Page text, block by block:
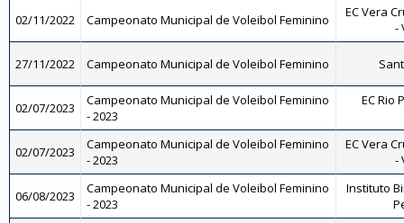
02/11/2022 Campeonato Municipal de Voleibol Feminino
EC Vera
-
27/11/2022 Campeonato Municipal de Voleibol Feminino
02/07/2023
Campeonato Municipal de Voleibol Feminino
- 2023
EC Rio
02/07/2023
Campeonato Municipal de Voleibol Feminino
- 2023
EC Vera
-
06/08/2023
Campeonato Municipal de Voleibol Feminino
- 2023
Instituto